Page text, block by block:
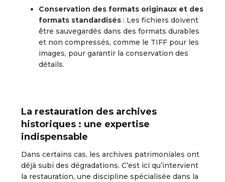
Conservation des formats originaux et des
formats standardisés : Les fichiers doivent
être sauvegardés dans des formats durables
et non compressés, comme le TIFF pour les
images, pour garantir la conservation des
détails.
La restauration des archives
historiques : une expertise
indispensable
Dans certains cas, les archives patrimoniales ont
déjà subi des dégradations. C’est ici qu’intervient
la restauration, une discipline spécialisée dans la